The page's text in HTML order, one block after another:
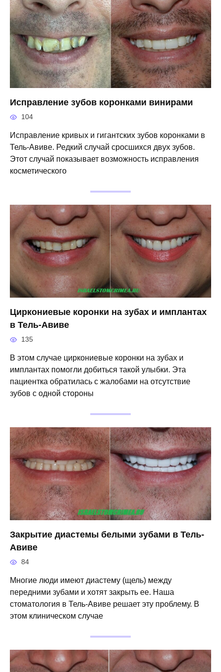
Исправление зубов коронками винирами
104
Исправление кривых и гигантских зубов коронками в
Тель-Авиве. Редкий случай сросшихся двух зубов.
Этот случай показывает возможность исправления
косметического
Циркониевые коронки на зубах и имплантах
в Тель-Авиве
135
В этом случае циркониевые коронки на зубах и
имплантах помогли добиться такой улыбки. Эта
пациентка обратилась с жалобами на отсутствие
зубов с одной стороны
Закрытие диастемы белыми зубами в Тель-
Авиве
84
Многие люди имеют диастему (щель) между
передними зубами и хотят закрыть ее. Наша
стоматология в Тель-Авиве решает эту проблему. В
этом клиническом случае